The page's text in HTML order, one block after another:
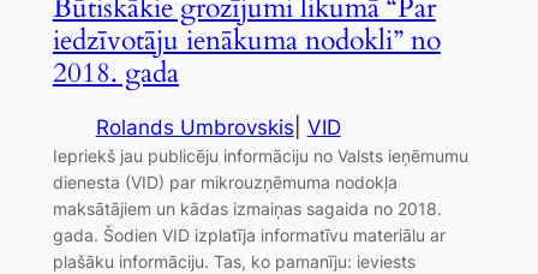
Būtiskākie grozījumi likumā “Par
iedzīvotāju ienākuma nodokli” no
2018. gada
Rolands Umbrovskis VID
Iepriekš jau publicēju informāciju no Valsts ieņēmumu
dienesta (VID) par mikrouzņēmuma nodokļa
maksātājiem un kādas izmaiņas sagaida no 2018.
gada. Šodien VID izplatīja informatīvu materiālu ar
plašāku informāciju. Tas, ko pamanīju: ieviests